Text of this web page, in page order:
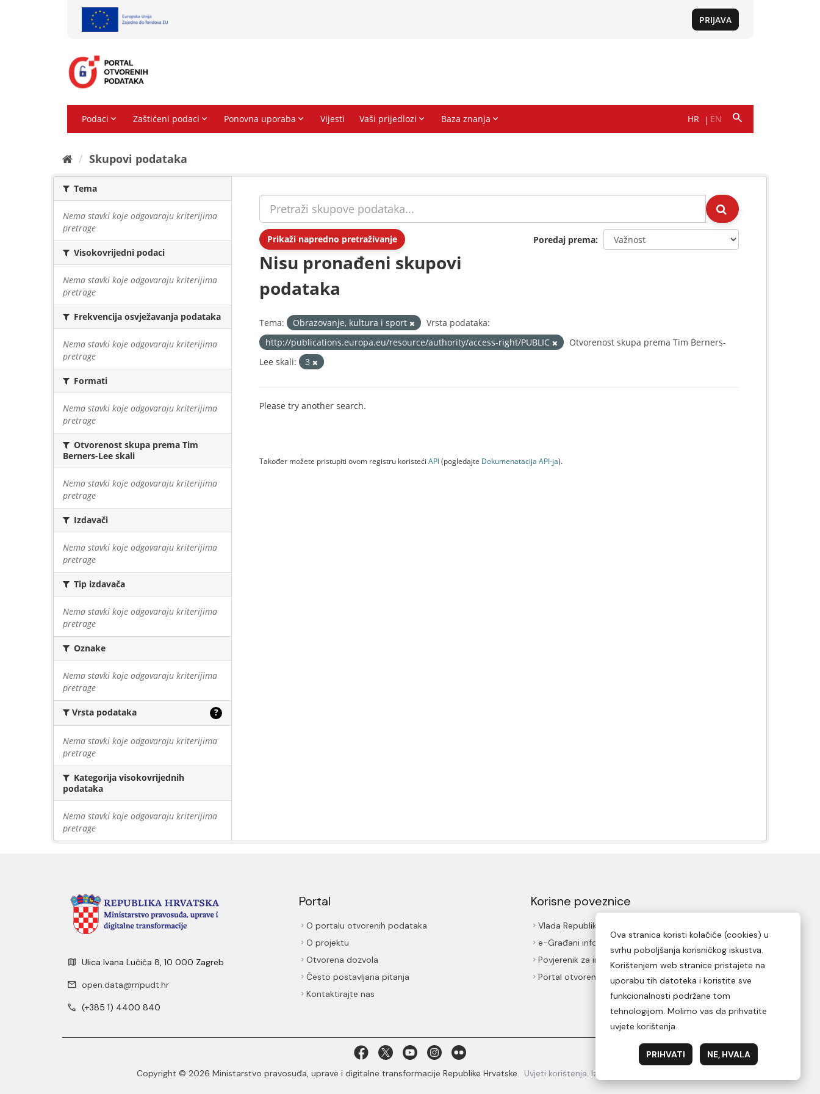
Skupovi podаtаkа
Tema
Nema stavki koje odgovaraju kriterijima
pretrage
Visokovrijedni podaci
Nema stavki koje odgovaraju kriterijima
pretrage
Frekvencija osvježavanja podataka
Nema stavki koje odgovaraju kriterijima
pretrage
Formati
Nema stavki koje odgovaraju kriterijima
pretrage
Otvorenost skupa prema Tim
Berners-Lee skali
Nema stavki koje odgovaraju kriterijima
pretrage
Izdavači
Nema stavki koje odgovaraju kriterijima
pretrage
Tip izdavača
Nema stavki koje odgovaraju kriterijima
pretrage
Oznake
Nema stavki koje odgovaraju kriterijima
pretrage
Vrsta podataka ?
Nema stavki koje odgovaraju kriterijima
pretrage
Kategorija visokovrijednih
podataka
Nema stavki koje odgovaraju kriterijima
pretrage
Prikaži napredno pretraživanje Poredaj prema
Nisu pronađeni skupovi
podataka
Tema: Obrazovanje, kultura i sport
Vrsta podataka:
http://publications.europa.eu/resource/authority/access-right/PUBLIC
Otvorenost skupa prema Tim Berners-
Lee skali:
3
Please try another search.
Također možete pristupiti ovom registru koristeći API(pogledajte Dokumenаtаcijа API-jа).